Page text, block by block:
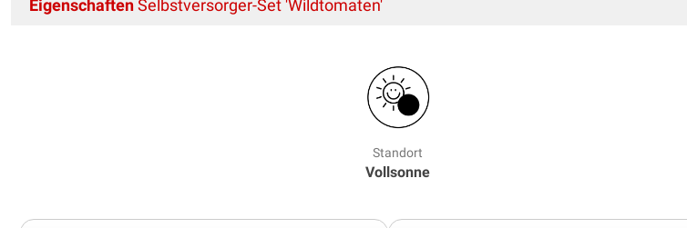
EigenschaftenSelbstversorger-Set 'Wildtomaten'
Standort
Vollsonne